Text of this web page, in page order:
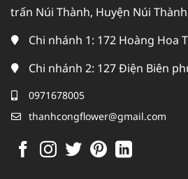
trấn Núi Thành, Huyện Núi
Chi nhánh 1: 172 Hoàng Hoa
Chi nhánh 2: 127 Điện Biên
0971678005
thanhcongflower@gmail.com